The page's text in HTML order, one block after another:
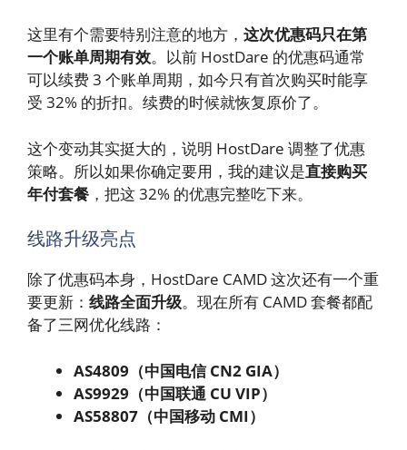
这里有个需要特别注意的地方， 这次优惠码只在第
一个账单周期有效。以前 HostDare 的优惠码通常
可以续费 3 个账单周期，如今只有首次购买时能享
受 32% 的折扣。续费的时候就恢复原价了。
这个变动其实挺大的，说明 HostDare 调整了优惠
策略。所以如果你确定要用，我的建议是直接购买
年付套餐 ，把这 32% 的优惠完整吃下来。
线路升级亮点
除了优惠码本身，HostDare CAMD 这次还有一个重
要更新： 线路全面升级。现在所有 CAMD 套餐都配
备了三网优化线路：
AS4809（中国电信 CN2 GIA）
AS9929（中国联通 CU VIP）
AS58807（中国移动 CMI）